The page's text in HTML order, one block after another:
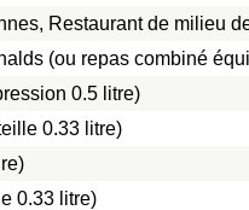
Restaurant de milieu
(ou repas combiné
0.5 litre)
0.33 litre)
0.33 litre)